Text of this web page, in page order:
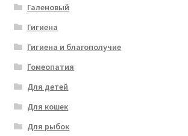
Галеновый
Гигиена
Гигиена и благополучие
Гомеопатия
Для детей
Для кошек
Для рыбок